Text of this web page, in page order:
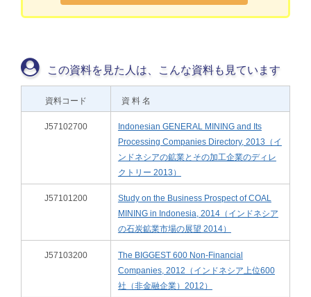
この資料を見た人は、こんな資料も見ています
資料コード 資 料 名
J57102700
Indonesian GENERAL MINING and Its
Processing Companies Directory, 2013（イ
ンドネシアの鉱業とその加工企業のディレ
クトリー 2013）
J57101200
Study on the Business Prospect of COAL
MINING in Indonesia, 2014（インドネシア
の石炭鉱業市場の展望 2014）
J57103200
The BIGGEST 600 Non-Financial
Companies, 2012（インドネシア上位600
社（非金融企業）2012）